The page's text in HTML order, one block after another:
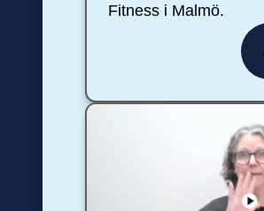
Fitness i Malmö.